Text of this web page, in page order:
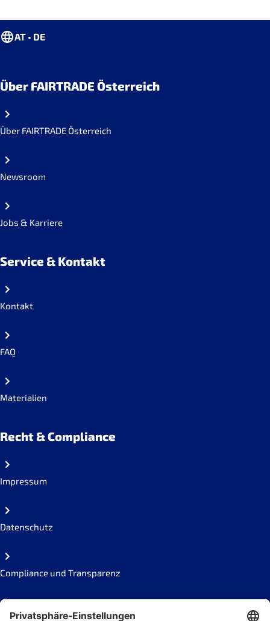
AT • DE
Über FAIRTRADE Österreich
Über FAIRTRADE Österreich
Newsroom
Jobs & Karriere
Service & Kontakt
Kontakt
FAQ
Materialien
Recht & Compliance
Impressum
Datenschutz
Compliance und Transparenz
Missbrauch melden